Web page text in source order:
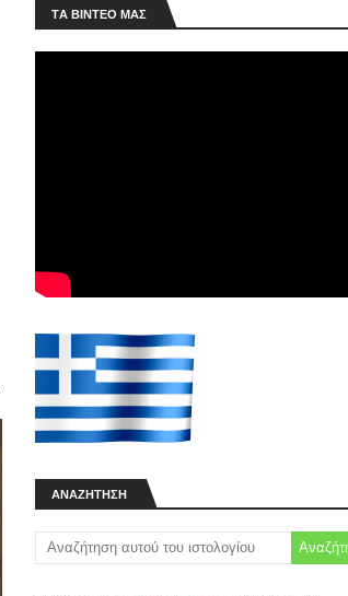
ΤA ΒΙΝΤΕΟ MAΣ
ΑΝΑΖΉΤΗΣΗ